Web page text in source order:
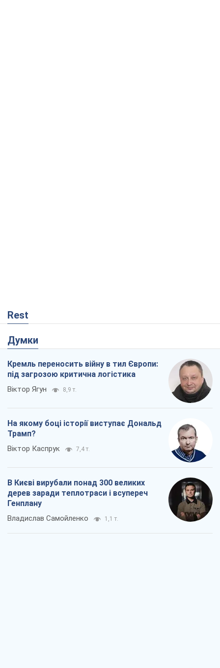
Rest
Думки
Кремль переносить війну в тил Європи:
під загрозою критична логістика
Віктор Ягун 8,9 т.
На якому боці історії виступає Дональд
Трамп?
Віктор Каспрук 7,4 т.
В Києві вирубали понад 300 великих
дерев заради теплотраси і всупереч
Генплану
Владислав Самойленко 1,1 т.